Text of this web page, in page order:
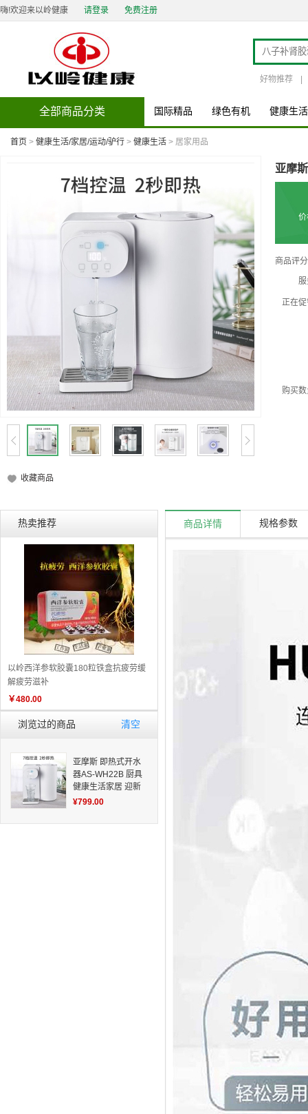
嗨!欢迎来以岭健康 请登录 免费注册
好物推荐
全部商品分类 国际精品 绿色有机 健康生活
首页 > 健康生活/家居/运动/驴行 > 健康生活 > 居家用品
收藏商品
亚摩
商品评
正在
购买
热卖推荐
以岭西洋参软胶囊180粒铁盒抗疲劳缓
解疲劳滋补
￥480.00
浏览过的商品 清空
亚摩斯 即热式开水
器AS-WH22B 厨具
健康生活家居 迎新
季
¥799.00
商品详情 规格参数